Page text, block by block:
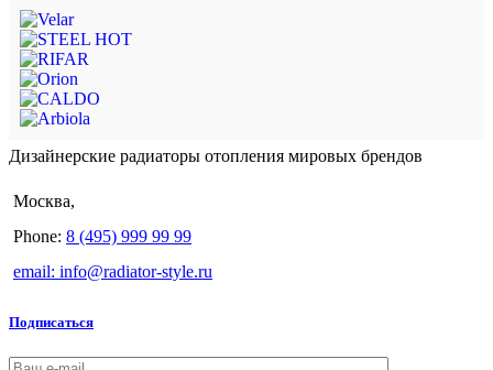
Дизайнерские радиаторы отопления мировых брендов
Москва,
Phone: 8 (495) 999 99 99
email: info@radiator-style.ru
Подписаться